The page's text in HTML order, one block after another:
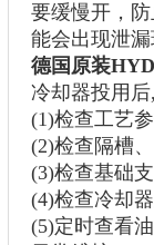
要缓慢开，
能会出现泄漏
德国原装
冷却器投用
(1)检查工艺
(2)检查隔槽
(3)检查基础
(4)检查冷却
(5)定时查看